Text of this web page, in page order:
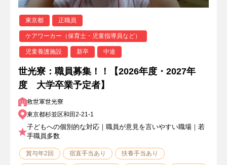
東京都 正職員
ケアワーカー（保育士・児童指導員など）
児童養護施設 新卒 中途
世光寮：職員募集！！【2026年度・2027年
度 大学卒業予定者】
救世軍世光寮
東京都杉並区和田2-21-1
子どもへの個別的な対応｜職員が意見を言いやすい職場｜若
手職員多数
賞与年2回 宿直手当あり 扶養手当あり